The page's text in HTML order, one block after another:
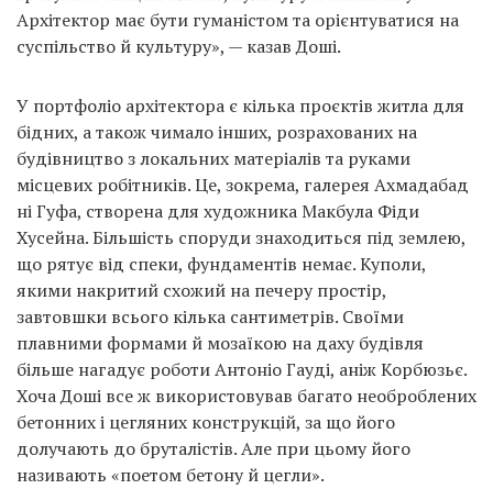
Архітектор має бути гуманістом та орієнтуватися на
суспільство й культуру», — казав Доші.
У портфоліо архітектора є кілька проєктів житла для
бідних, а також чимало інших, розрахованих на
будівництво з локальних матеріалів та руками
місцевих робітників. Це, зокрема, галерея Ахмадабад
ні Гуфа, створена для художника Макбула Фіди
Хусейна. Більшість споруди знаходиться під землею,
що рятує від спеки, фундаментів немає. Куполи,
якими накритий схожий на печеру простір,
завтовшки всього кілька сантиметрів. Своїми
плавними формами й мозаїкою на даху будівля
більше нагадує роботи Антоніо Гауді, аніж Корбюзьє.
Хоча Доші все ж використовував багато необроблених
бетонних і цегляних конструкцій, за що його
долучають до бруталістів. Але при цьому його
називають «поетом бетону й цегли».